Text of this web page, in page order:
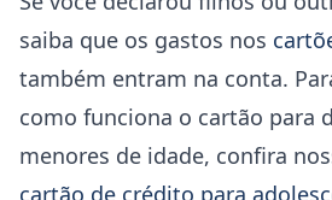
saiba que os gastos nos
também entram na conta.
como funciona o cartão para
menores de idade, confira
cartão de crédito para